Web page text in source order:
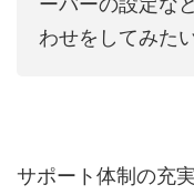
わせをしてみた
サポート体制の充